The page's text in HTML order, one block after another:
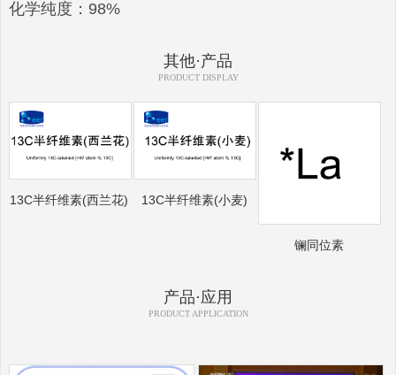
化学纯度：98%
其他·产品
PRODUCT DISPLAY
13C半纤维素(西兰花) 13C半纤维素(小麦)
镧同位素
产品·应用
PRODUCT APPLICATION